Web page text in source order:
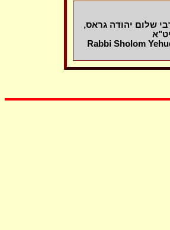
שלום יהודה גראס,
Rabbi Sholom